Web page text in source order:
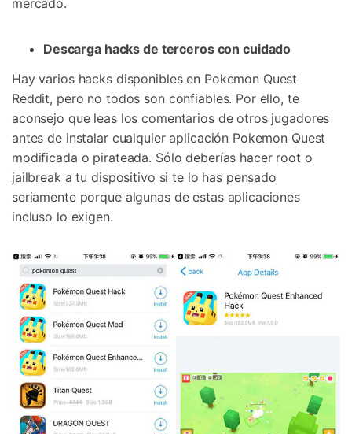
mercado.
Descarga hacks de terceros con cuidado
Hay varios hacks disponibles en Pokemon Quest
Reddit, pero no todos son confiables. Por ello, te
aconsejo que leas los comentarios de otros jugadores
antes de instalar cualquier aplicación Pokemon Quest
modificada o pirateada. Sólo deberías hacer root o
jailbreak a tu dispositivo si te lo has pensado
seriamente porque algunas de estas aplicaciones
incluso lo exigen.